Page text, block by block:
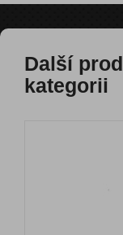
Další
kategorii